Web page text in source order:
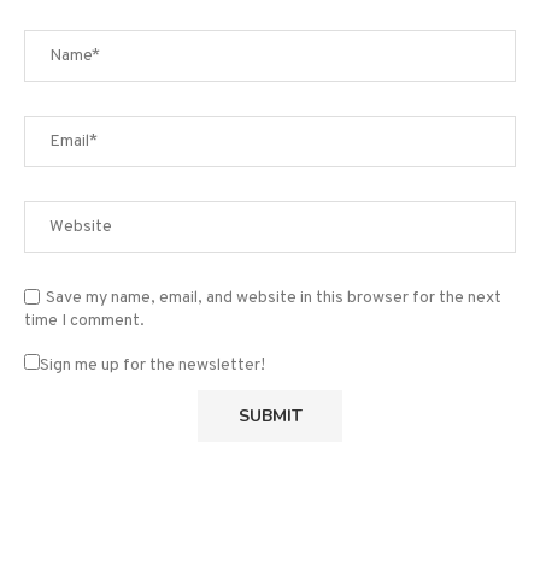
Save my name, email, and website in this browser for the next
time I comment.
Sign me up for the newsletter!